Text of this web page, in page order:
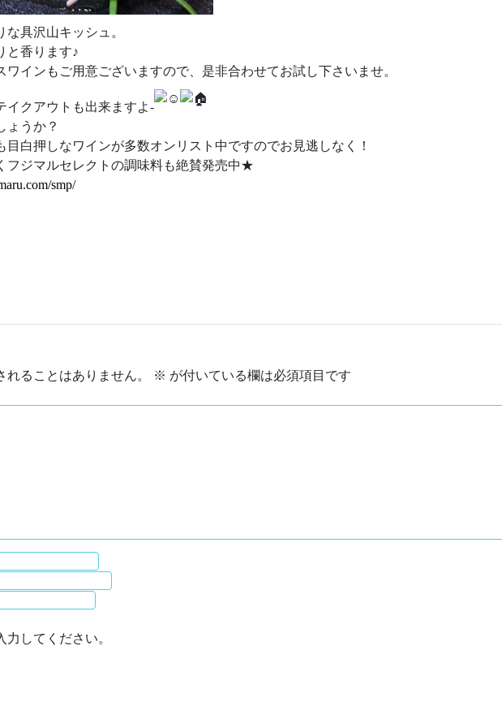
具沢山キッシュ。
と香ります♪
インもご用意ございますので、是非合わせてお試し下さいませ。
イクアウトも出来ますよ-
ょうか？
目白押しなワインが多数オンリスト中ですのでお見逃しなく！
フジマルセレクトの調味料も絶賛発売中★
smp/
れることはありません。 ※ が付いている欄は必須項目です
力してください。